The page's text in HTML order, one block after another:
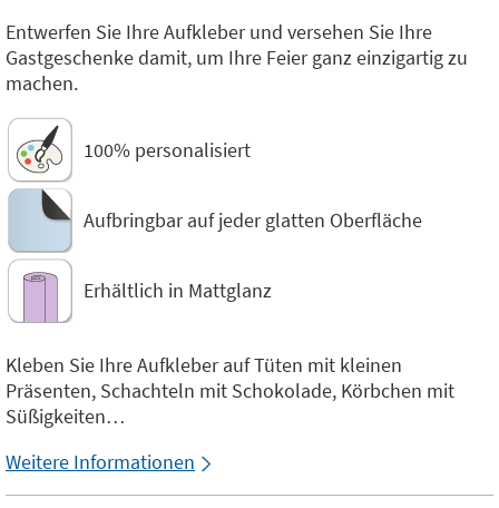
Entwerfen Sie Ihre Aufkleber und versehen Sie Ihre
Gastgeschenke damit, um Ihre Feier ganz einzigartig zu
machen.
100% personalisiert
Aufbringbar auf jeder glatten Oberfläche
Erhältlich in Mattglanz
Kleben Sie Ihre Aufkleber auf Tüten mit kleinen
Präsenten, Schachteln mit Schokolade, Körbchen mit
Süßigkeiten…
Weitere Informationen